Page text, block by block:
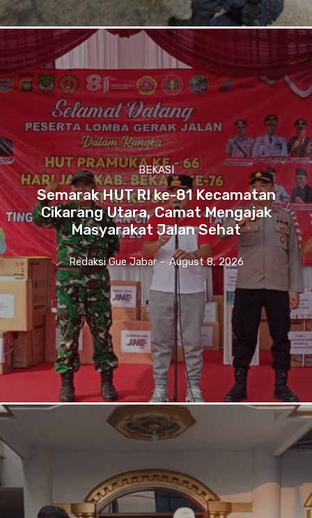
BEKASI
Semarak HUT RI ke-81 Kecamatan
Cikarang Utara, Camat Mengajak
Masyarakat Jalan Sehat
Redaksi Gue Jabar - August 8, 2026